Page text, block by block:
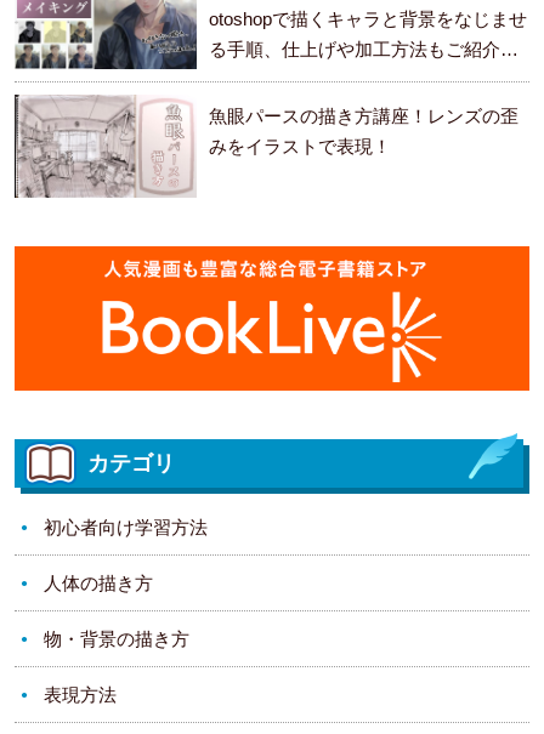
otoshopで描くキャラと背景をなじませ
る手順、仕上げや加工方法もご紹介し
ます。
魚眼パースの描き方講座！レンズの歪
みをイラストで表現！
カテゴリ
初心者向け学習方法
人体の描き方
物・背景の描き方
表現方法